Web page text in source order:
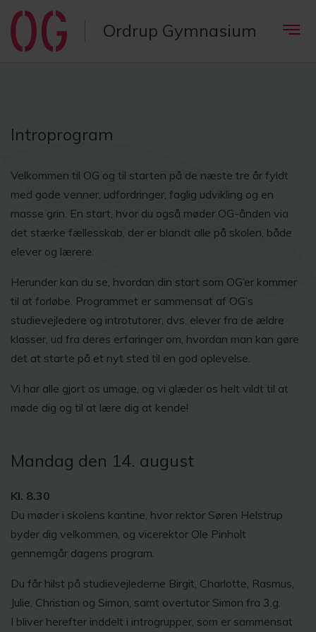
Ordrup Gymnasium
Introprogram
Velkommen til OG og til starten på de næste tre år fyldt
med gode venner, udfordringer, faglig udvikling og en
masse grin. En start, hvor du også møder OG-ånden via
det stærke fællesskab, der er blandt alle på skolen, både
elever og lærere.
Herunder kan du se, hvordan din start som OG’er kommer
til at forløbe. Programmet er sammensat af OG’s
studievejledere og introtutorer, dvs. elever fra de ældre
klasser, ud fra deres erfaringer om, hvordan man kan gøre
det at starte på et nyt sted til en god oplevelse.
Vi har alle gjort os umage, og vi glæder os helt vildt til at
møde dig og til at lære dig at kende!
Mandag den 14. august
Kl. 8.30
Du møder i skolens kantine, hvor rektor Søren Helstrup
byder dig velkommen, og vicerektor Ole Pinholt
gennemgår dagens program.
Du får hilst på studievejlederne Birgit, Charlotte, Rasmus,
Julie, Christian og Simon, samt overtutor Simon fra 3.g.
I bliver herefter inddelt i introgrupper, som er sammensat